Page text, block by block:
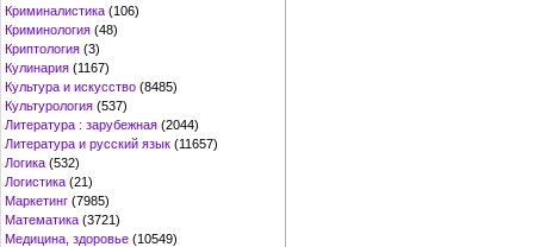
Криминалистика (106)
Криминология (48)
Криптология (3)
Кулинария (1167)
Культура и искусство (8485)
Культурология (537)
Литература : зарубежная (2044)
Литература и русский язык (11657)
Логика (532)
Логистика (21)
Маркетинг (7985)
Математика (3721)
Медицина, здоровье (10549)